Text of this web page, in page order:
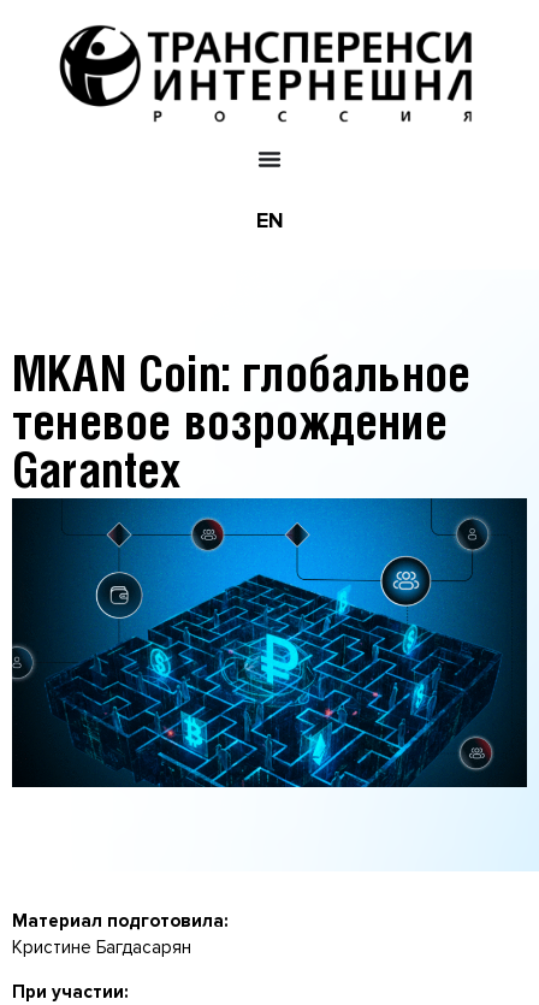
EN
MKAN Coin: глобальное
теневое возрождение
Garantex
Материал подготовила:
Кристине Багдасарян
При участии: